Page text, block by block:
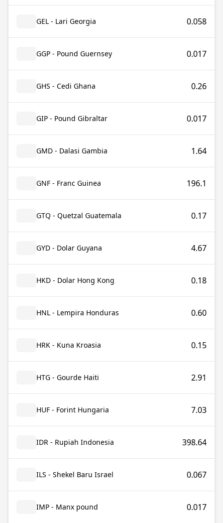
GEL - Lari Georgia 0.058
GGP - Pound Guernsey 0.017
GHS - Cedi Ghana 0.26
GIP - Pound Gibraltar 0.017
GMD - Dalasi Gambia 1.64
GNF - Franc Guinea 196.1
GTQ - Quetzal Guatemala 0.17
GYD - Dolar Guyana 4.67
HKD - Dolar Hong Kong 0.18
HNL - Lempira Honduras 0.60
HRK - Kuna Kroasia 0.15
HTG - Gourde Haiti 2.91
HUF - Forint Hungaria 7.03
IDR - Rupiah Indonesia 398.64
ILS - Shekel Baru Israel 0.067
IMP - Manx pound 0.017